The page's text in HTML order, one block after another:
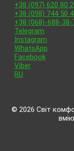
+38 (097) 620 80
+38 (098) 744 50
+38 (068)-688-38-
Telegram
Instagram
WhatsApp
Facebook
Viber
RU
© 2026 Світ